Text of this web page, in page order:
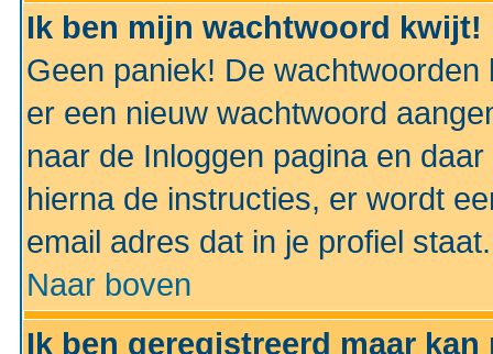
Ik ben mijn wachtwoord kwijt!
Geen paniek! De
er een nieuw wachtwoord
naar de Inloggen pagina en
hierna de instructies, er wordt
email adres dat in je profiel staat.
Naar boven
Ik ben geregistreerd maar